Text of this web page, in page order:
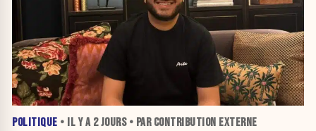
POLITIQUE • IL Y A 2 JOURS• PAR CONTRIBUTION EXTERNE